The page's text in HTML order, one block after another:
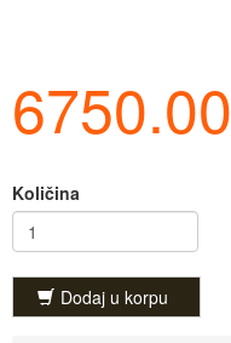
6750.00
Količina
Dodaj u korpu